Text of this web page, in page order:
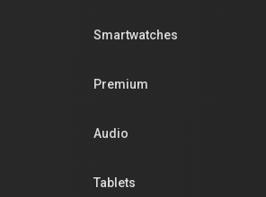
Smartwatches
Premium
Audio
Tablets